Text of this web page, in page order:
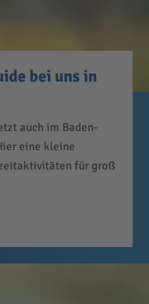
bei uns in
auch im Baden-
eine kleine
für groß